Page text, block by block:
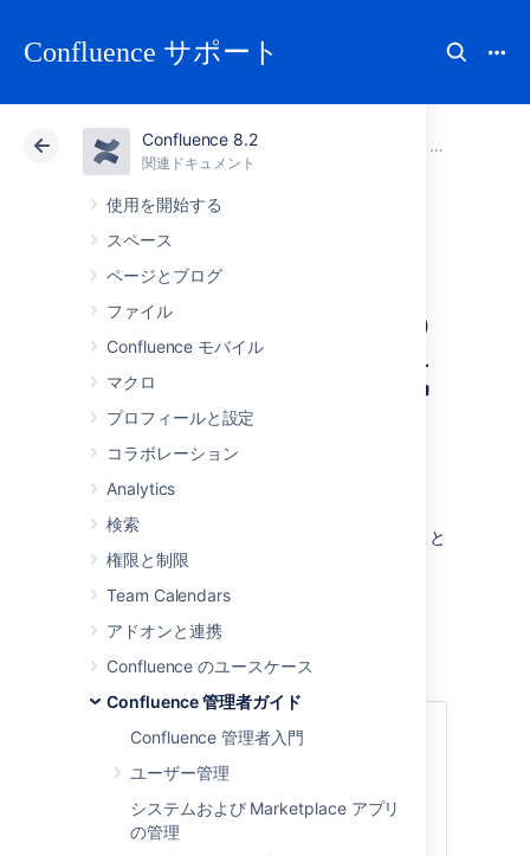
Confluence サポート
Confluence 8.2
関連ドキュメント
使用を開始する
スペース
ページとブログ
ファイル
Confluence モバイル
マクロ
プロフィールと設定
コラボレーション
Analytics
検索
権限と制限
Team Calendars
アドオンと連携
Confluence のユースケース
Confluence 管理者ガイド
Confluence 管理者入門
ユーザー管理
システムおよび Marketplace アプリ
の管理
アトラシアン サポート 関連ドキュメントConfluence
クラウド Data Center 8.2
Confluence を設定
して外部サイトの
インデックス作成
を行う
Confluence では
外部サイトに簡単にインデックスを作成すること
はできませんが、
Confluence に外部ページを埋め込む
Confluence 検索を置き換える
関連ページ
Confluence のインデックス作成用に
Confluence 検索とインデックスを設
定する